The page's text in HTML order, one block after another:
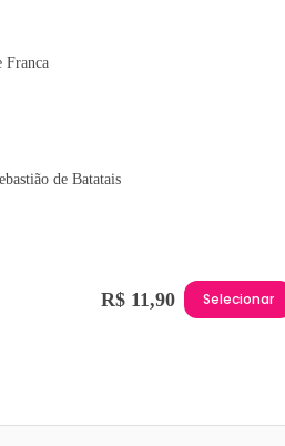
Franca
de Batatais
R$ 11,90 Selecionar